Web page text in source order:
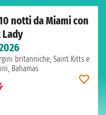
notti da Miami con
britanniche, Saint Kitts e
Bahamas